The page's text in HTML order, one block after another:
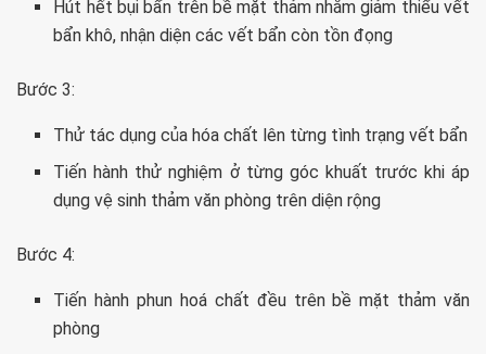
Hút hết bụi bẩn trên bề mặt thảm nhằm giảm thiểu vết
bẩn khô, nhận diện các vết bẩn còn tồn đọng
Bước 3:
Thử tác dụng của hóa chất lên từng tình trạng vết bẩn
Tiến hành thử nghiệm ở từng góc khuất trước khi áp
dụng vệ sinh thảm văn phòng trên diện rộng
Bước 4:
Tiến hành phun hoá chất đều trên bề mặt thảm văn
phòng